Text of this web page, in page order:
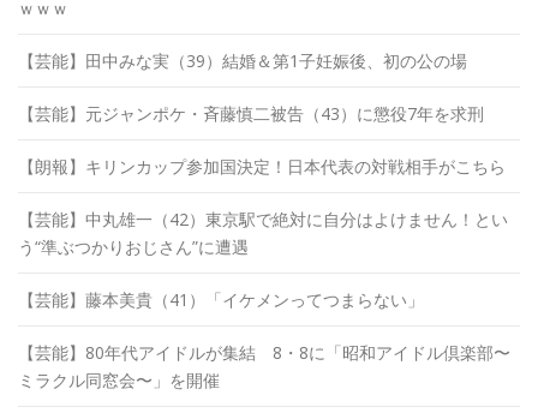
ｗｗｗ
【芸能】田中みな実（39）結婚＆第1子妊娠後、初の公の場
【芸能】元ジャンポケ・斉藤慎二被告（43）に懲役7年を求刑
【朗報】キリンカップ参加国決定！日本代表の対戦相手がこちら
【芸能】中丸雄一（42）東京駅で絶対に自分はよけません！とい
う“準ぶつかりおじさん”に遭遇
【芸能】藤本美貴（41）「イケメンってつまらない」
【芸能】80年代アイドルが集結 8・8に「昭和アイドル倶楽部〜
ミラクル同窓会〜」を開催